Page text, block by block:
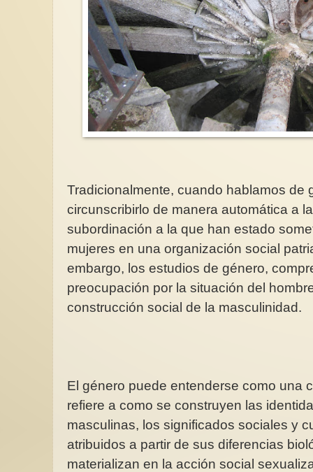
Tradicionalmente, cuando hablamos de
circunscribirlo de manera automática a
subordinación a la que han estado
mujeres en una organización social
embargo, los estudios de género,
preocupación por la situación del
construcción social de la masculinidad.
El género puede entenderse como una
refiere a como se construyen las
masculinas, los significados sociales y
atribuidos a partir de sus diferencias
materializan en la acción social
Leyendo el amor
Liberarnos del mito
romántico implica
en que somos la
de...